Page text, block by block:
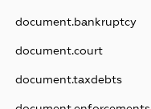
document.bankruptcy
document.court
document.taxdebts